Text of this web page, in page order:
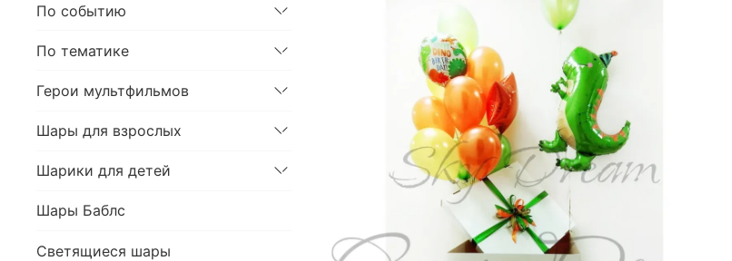
По событию
По тематике
Герои мультфильмов
Шары для взрослых
Шарики для детей
Шары Баблс
Светящиеся шары